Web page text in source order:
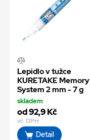
Lepidlo v tužce
KURETAKE Memory
System 2 mm - 7 g
skladem
od 92,9 Kč
vč. DPH
Detail